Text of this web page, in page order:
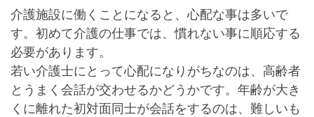
介護施設に働くことになると、心配な事は多いで
す。初めて介護の仕事では、慣れない事に順応する
必要があります。
若い介護士にとって心配になりがちなのは、高齢者
とうまく会話が交わせるかどうかです。年齢が大き
くに離れた初対面同士が会話をするのは、難しいも